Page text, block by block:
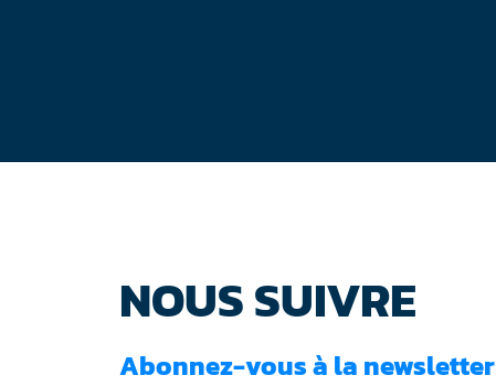
NOUS SUIVRE
Abonnez-vous à la newsletter